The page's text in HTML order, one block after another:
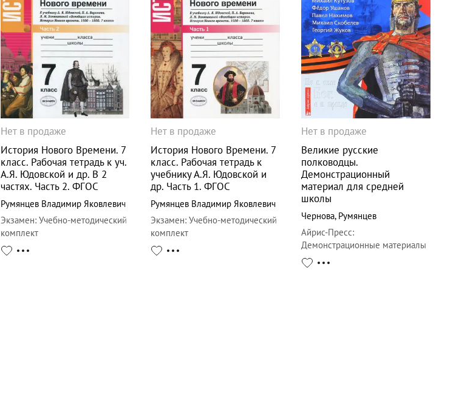
Нет в продаже
История Нового Времени. 7
класс. Рабочая тетрадь к уч.
А.Я. Юдовской и др. В 2
частях. Часть 2. ФГОС
Румянцев Владимир Яковлевич
Экзамен: Учебно-методический
комплект
Нет в продаже
История Нового Времени. 7
класс. Рабочая тетрадь к
учебнику А.Я. Юдовской и
др. Часть 1. ФГОС
Румянцев Владимир Яковлевич
Экзамен:Учебно-методический
комплект
Нет в продаже
Великие русские
полководцы.
Демонстрационный
материал для средней
школы
Чернова, Румянцев
Айрис-Пресс:
Демонстрационные материалы